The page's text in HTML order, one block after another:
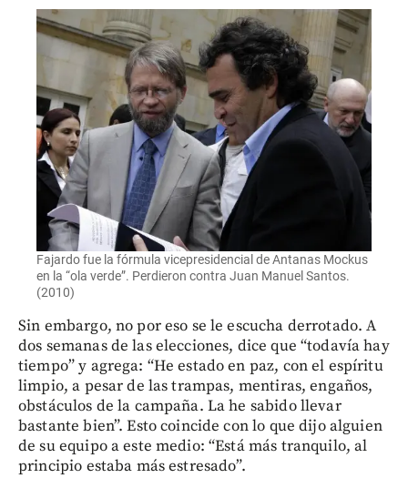
Fajardo fue la fórmula vicepresidencial de Antanas Mockus
en la “ola verde”. Perdieron contra Juan Manuel Santos.
(2010)
Sin embargo, no por eso se le escucha derrotado. A
dos semanas de las elecciones, dice que “todavía hay
tiempo” y agrega: “He estado en paz, con el espíritu
limpio, a pesar de las trampas, mentiras, engaños,
obstáculos de la campaña. La he sabido llevar
bastante bien”. Esto coincide con lo que dijo alguien
de su equipo a este medio: “Está más tranquilo, al
principio estaba más estresado”.